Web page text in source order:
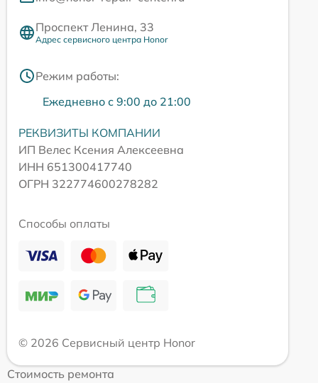
Проспект Ленина, 33
Адрес сервисного центра Honor
Режим работы:
Ежедневно с 9:00 до 21:00
РЕКВИЗИТЫ КОМПАНИИ
ИП Велес Ксения Алексеевна
ИНН 651300417740
ОГРН 322774600278282
Способы оплаты
© 2026 Сервисный центр Honor
Стоимость ремонта